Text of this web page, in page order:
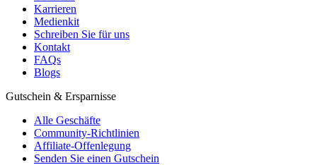
Karrieren
Medienkit
Schreiben Sie für uns
Kontakt
FAQs
Blogs
Gutschein & Ersparnisse
Alle Geschäfte
Community-Richtlinien
Affiliate-Offenlegung
Senden Sie einen Gutschein